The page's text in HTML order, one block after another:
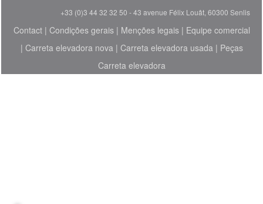
+33 (0)3 44 32 32 50 - 43 avenue Félix Louât, 60300 Senlis
Contact| Condições gerais| Menções legais| Equipe comercial
| Carreta elevadora nova| Carreta elevadora usada| Peças
Carreta elevadora